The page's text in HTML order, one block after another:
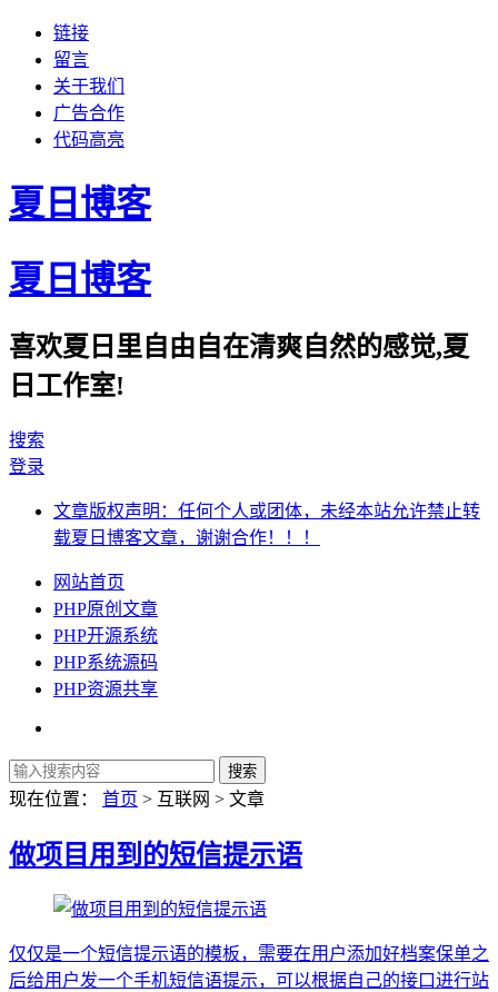
链接
留言
关于我们
广告合作
代码高亮
夏日博客
夏日博客
喜欢夏日里自由自在清爽自然的感觉,夏
日工作室!
搜索
登录
文章版权声明：任何个人或团体，未经本站允许禁止转
载夏日博客文章，谢谢合作！！！
网站首页
PHP原创文章
PHP开源系统
PHP系统源码
PHP资源共享
现在位置： 首页 > 互联网 > 文章
做项目用到的短信提示语
仅仅是一个短信提示语的模板，需要在用户添加好档案保单之
后给用户发一个手机短信语提示，可以根据自己的接口进行站